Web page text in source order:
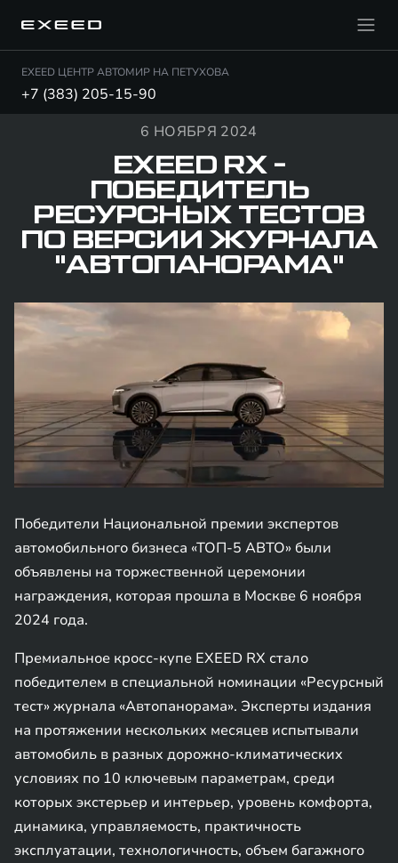
EXEED ЦЕНТР АВТОМИР НА ПЕТУХОВА
+7 (383) 205-15-90
6 НОЯБРЯ 2024
EXEED RX -
ПОБЕДИТЕЛЬ
РЕСУРСНЫХ ТЕСТОВ
ПО ВЕРСИИ ЖУРНАЛА
"АВТОПАНОРАМА"
Победители Национальной премии экспертов
автомобильного бизнеса «ТОП-5 АВТО» были
объявлены на торжественной церемонии
награждения, которая прошла в Москве 6 ноября
2024 года.
Премиальное кросс-купе EXEED RX стало
победителем в специальной номинации «Ресурсный
тест» журнала «Автопанорама». Эксперты издания
на протяжении нескольких месяцев испытывали
автомобиль в разных дорожно-климатических
условиях по 10 ключевым параметрам, среди
которых экстерьер и интерьер, уровень комфорта,
динамика, управляемость, практичность
эксплуатации, технологичность, объем багажного